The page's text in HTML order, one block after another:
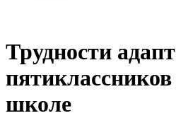
Трудности
школе